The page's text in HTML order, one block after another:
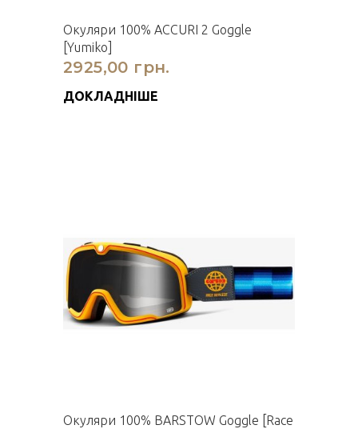
Окуляри 100% ACCURI 2 Goggle
[Yumiko]
2925,00 грн.
ДОКЛАДНІШЕ
Окуляри 100% BARSTOW Goggle [Race